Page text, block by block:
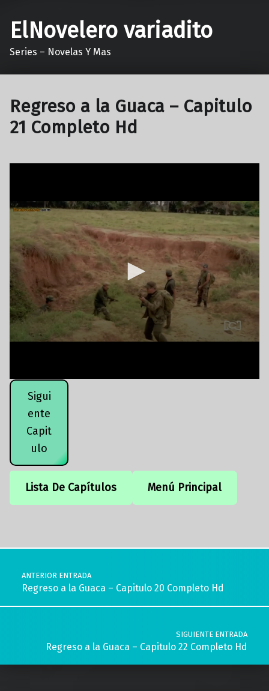
ElNovelero variadito
Series – Novelas Y Mas
Regreso a la Guaca – Capitulo
21 Completo Hd
Sigui
ente
Capit
ulo
Lista De Capítulos Menú Principal
Navegación de entradas
ANTERIOR ENTRADA
Regreso a la Guaca – Capitulo 20 Completo Hd
SIGUIENTE ENTRADA
Regreso a la Guaca – Capitulo 22 Completo Hd